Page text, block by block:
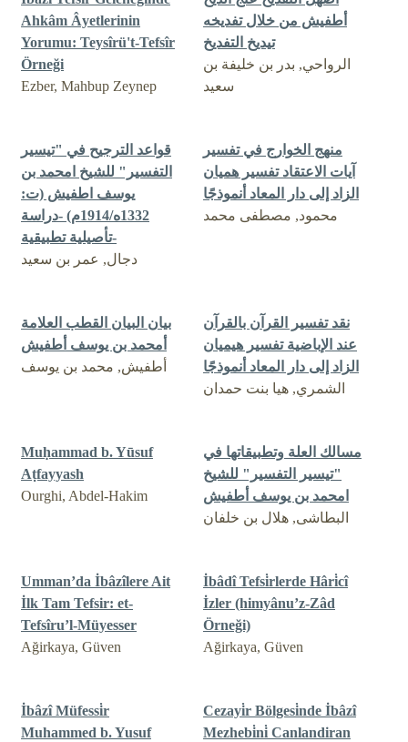
Ahkâm Âyetlerinin
Yorumu: Teysîrü't-Tefsîr
Örneği
Ezber, Mahbup Zeynep
أطفيش من خلال تفديخه
تيديخ التفديخ
الرواحي, بدر بن خليفة بن
سعيد
قواعد الترجيح في "تيسير
التفسير" للشيخ امحمد بن
يوسف اطفيش (ت:
1332ه/1914م) -دراسة
تأصيلية تطبيقية-
دجال, عمر بن سعيد
منهج الخوارج في تفسير
آيات الاعتقاد تفسير هميان
الزاد إلى دار المعاد أنموذجًا
محمود, مصطفى محمد
‏بيان البيان القطب العلامة
أمحمد بن يوسف أطفيش
أطفيش, محمد بن يوسف
نقد تفسير القرآن بالقرآن
عند الإباضية تفسير هيميان
الزاد إلى دار المعاد أنموذجًا
الشمري, هيا بنت حمدان
Muḥammad b. Yūsuf
Aṭfayyash
Ourghi, Abdel-Hakim
مسالك العلة وتطبيقاتها في
"تيسير التفسير" للشيخ
امحمد بن يوسف أطفيش
البطاشى, هلال بن خلفان
Umman’da İbâzîlere Ait
İlk Tam Tefsir: et-
Tefsîru’l-Müyesser
Ağirkaya, Güven
İbâdî Tefsi̇rlerde Hâri̇cî
İzler (himyânu’z-Zâd
Örneği)
Ağirkaya, Güven
İbâzî Müfessi̇r
Muhammed b. Yusuf
Cezayi̇r Bölgesi̇nde İbâzî
Mezhebi̇ni̇ Canlandiran